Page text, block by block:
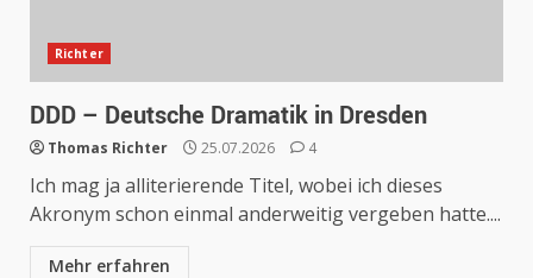
Richter
DDD – Deutsche Dramatik in Dresden
Thomas Richter 25.07.2026 4
Ich mag ja alliterierende Titel, wobei ich dieses
Akronym schon einmal anderweitig vergeben hatte....
Mehr erfahren